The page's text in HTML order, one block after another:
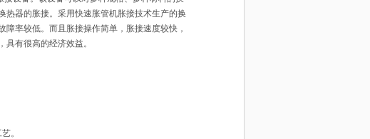
热器的胀接。采用快速胀管机胀接技术生产的换
率较低。而且胀接操作简单，胀接速度较快，
有很高的经济效益。
。